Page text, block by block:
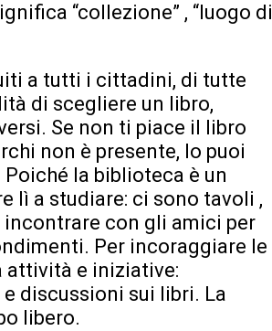
“collezione” , “luogo di
a tutti i cittadini, di tutte
di scegliere un libro,
Se non ti piace il libro
non è presente, lo puoi
la biblioteca è un
lì a studiare: ci sono tavoli ,
con gli amici per
Per incoraggiare le
attività e iniziative:
discussioni sui libri. La
libero.